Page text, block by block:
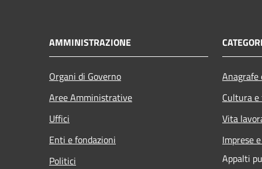
AMMINISTRAZIONE
Organi di Governo
Aree Amministrative
Uffici
Enti e fondazioni
Politici
Cultura
Vita
Imprese
Appalti